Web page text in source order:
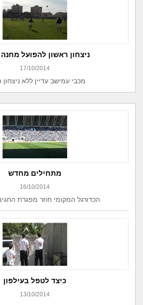
ניצחון ראשון להפועל מחנה
17/10/2014
מכבי עמישב עדיין ללא ניצחון
מתחילים מחדש
16/10/2014
הכדורגל המקומי חוזר מפגרת
כיצד לטפל בעילפון
13/10/2014